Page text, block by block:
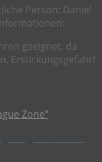
Person: Daniel
geeignet, da
Erstickungsgefahr!